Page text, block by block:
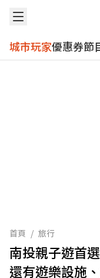
城市玩家優惠券節
首頁 / 旅行
南投親子遊首
還有遊樂設施